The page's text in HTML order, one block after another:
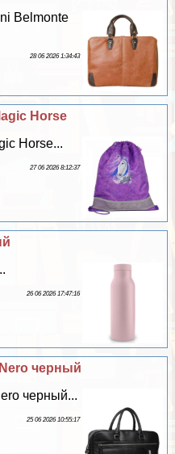
Belmonte
28 06 2026 1:34:43
Horse
Horse...
27 06 2026 8:12:37
26 06 2026 17:47:16
черный
черный...
25 06 2026 10:55:17